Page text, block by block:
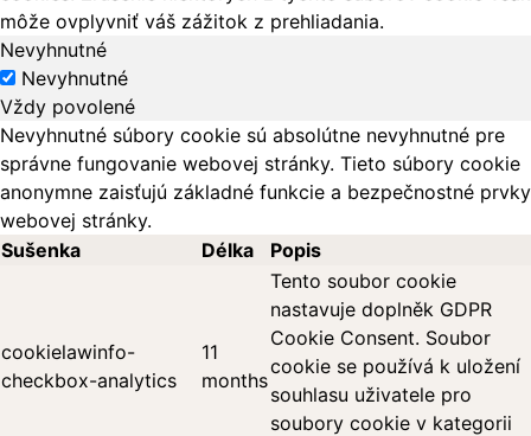
môže ovplyvniť váš zážitok z prehliadania.
Nevyhnutné
Nevyhnutné
Vždy povolené
Nevyhnutné súbory cookie sú absolútne nevyhnutné pre
správne fungovanie webovej stránky. Tieto súbory cookie
anonymne zaisťujú základné funkcie a bezpečnostné prvky
webovej stránky.
Sušenka
Délka Popis
cookielawinfo-
checkbox-analytics
11
months
Tento soubor cookie
nastavuje doplněk GDPR
Cookie Consent. Soubor
cookie se používá k uložení
souhlasu uživatele pro
soubory cookie v kategorii